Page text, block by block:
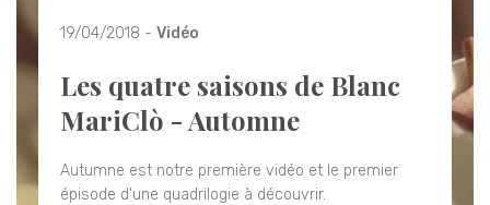
19/04/2018 - Vidéo
Les quatre saisons de Blanc
MariClò - Automne
Autumne est notre première vidéo et le premier
épisode d'une quadrilogie à découvrir.